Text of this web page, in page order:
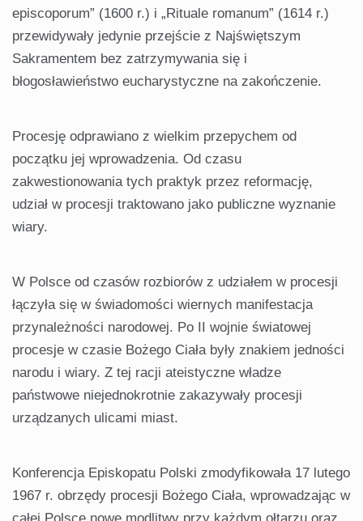
episcoporum” (1600 r.) i „Rituale romanum” (1614 r.)
przewidywały jedynie przejście z Najświętszym
Sakramentem bez zatrzymywania się i
błogosławieństwo eucharystyczne na zakończenie.
Procesję odprawiano z wielkim przepychem od
początku jej wprowadzenia. Od czasu
zakwestionowania tych praktyk przez reformację,
udział w procesji traktowano jako publiczne wyznanie
wiary.
W Polsce od czasów rozbiorów z udziałem w procesji
łączyła się w świadomości wiernych manifestacja
przynależności narodowej. Po II wojnie światowej
procesje w czasie Bożego Ciała były znakiem jedności
narodu i wiary. Z tej racji ateistyczne władze
państwowe niejednokrotnie zakazywały procesji
urządzanych ulicami miast.
Konferencja Episkopatu Polski zmodyfikowała 17 lutego
1967 r. obrzędy procesji Bożego Ciała, wprowadzając w